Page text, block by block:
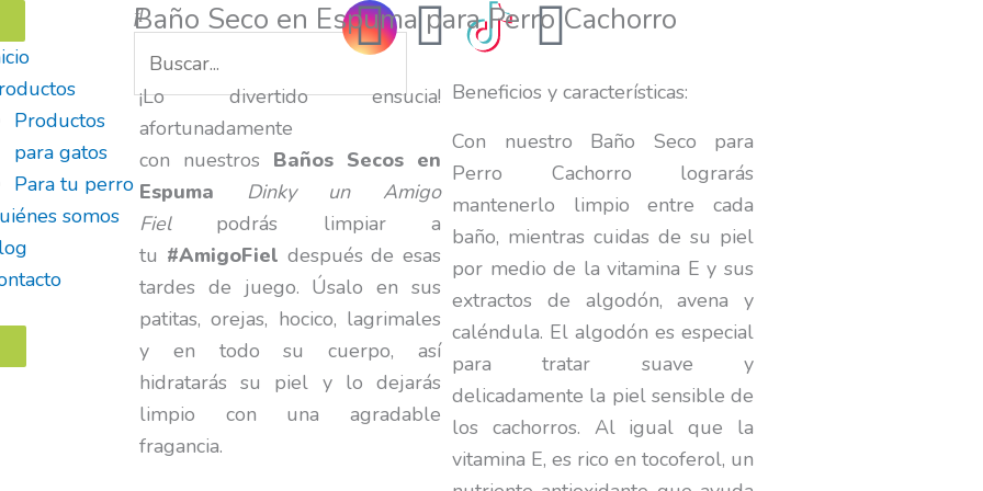
Productos
para gatos
Para tu perro
somos
Search I
n
s
t
a
g
r
a
F
a
c
e
b
o
o
k
Y
o
u
t
u
b
e
Baño Seco en Espuma para Perro Cachorro
¡Lo divertido ensucia!
afortunadamente
con nuestros Baños Secos en
Espuma
Dinky un Amigo
Fielpodrás limpiar a
tu #AmigoFiel después de esas
tardes de juego. Úsalo en sus
patitas, orejas, hocico, lagrimales
y en todo su cuerpo, así
hidratarás su piel y lo dejarás
limpio con una agradable
fragancia.
Beneficios y características:
Con nuestro Baño Seco para
Perro Cachorro lograrás
mantenerlo limpio entre cada
baño, mientras cuidas de su piel
por medio de la vitamina E y sus
extractos de algodón, avena y
caléndula. El algodón es especial
para tratar suave y
delicadamente la piel sensible de
los cachorros. Al igual que la
vitamina E, es rico en tocoferol, un